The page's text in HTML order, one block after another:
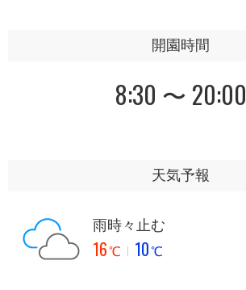
開園時間
8:30 〜 20:00
天気予報
雨時々止む
16℃ 10℃